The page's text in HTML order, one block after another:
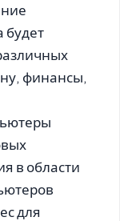
будет
финансы,
в области
для